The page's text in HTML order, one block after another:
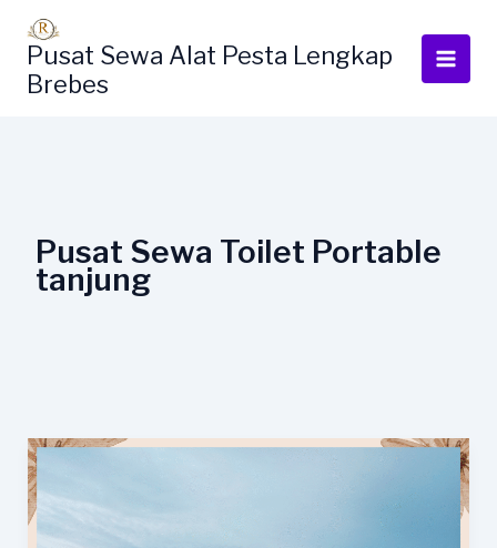
kontenPusat Sewa Alat Pesta Lengkap
Brebes
Pusat Sewa Toilet Portable
tanjung